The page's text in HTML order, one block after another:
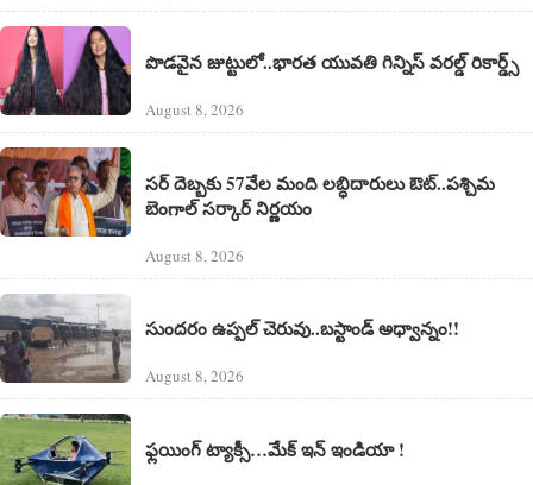
పొడవైన జుట్టులో..భారత యువతి గిన్నిస్ వరల్డ్ రికార్డ్స్
August 8, 2026
సర్ దెబ్బకు 57వేల మంది లబ్ధిదారులు ఔట్..పశ్చిమ
బెంగాల్ సర్కార్ నిర్ణయం
August 8, 2026
సుందరం ఉప్పల్ చెరువు..బస్టాండ్ అధ్వాన్నం!!
August 8, 2026
ఫ్లయింగ్ ట్యాక్సీ…మేక్ ఇన్ ఇండియా !